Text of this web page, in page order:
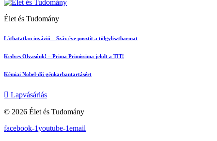
Élet és Tudomány
Láthatatlan invázió – Száz éve pusztít a tölgylisztharmat
Kedves Olvasónk! – Prima Primissima jelölt a TIT!
Kémiai Nobel-díj génkarbantartásért
Lapvásárlás
© 2026 Élet és Tudomány
facebook-1youtube-1email